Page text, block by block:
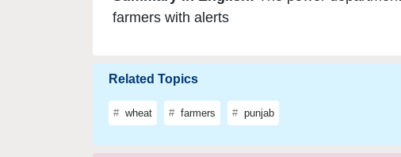
farmers with alerts
Related Topics